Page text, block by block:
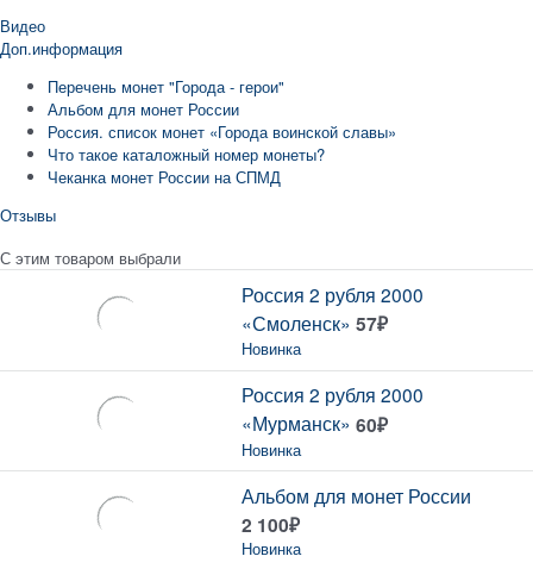
Видео
Доп.информация
Перечень монет "Города - герои"
Альбом для монет России
Россия. список монет «Города воинской славы»
Что такое каталожный номер монеты?
Чеканка монет России на СПМД
Отзывы
С этим товаром выбрали
Россия 2 рубля 2000
«Смоленск» 57₽
Новинка
Россия 2 рубля 2000
«Мурманск» 60₽
Новинка
Альбом для монет России
2 100₽
Новинка